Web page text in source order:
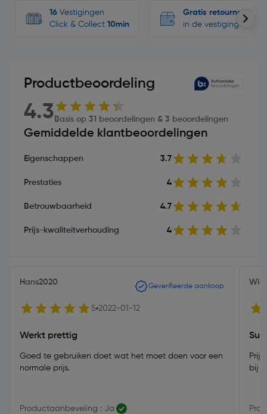
16 Vestigingen
Click & Collect 10min
Gratis retourneren
in de vestigingen
Productbeoordeling
4.3 Basis op 31 beoordelingen & 3 beoordelingen
Gemiddelde klantbeoordelingen
Eigenschappen 3.7
Prestaties 4
Betrouwbaarheid 4.7
Prijs-kwaliteitverhouding 4
Hans2020 Geverifieerde aankoop
5 2022-01-12
Werkt prettig
Goed te gebruiken doet wat het moet doen voor een
normale prijs.
Productaanbeveling : Ja
bij